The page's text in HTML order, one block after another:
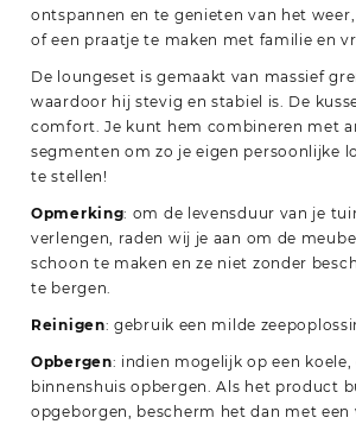
ontspannen en te genieten van het
of een praatje te maken met familie en
De loungeset is gemaakt van massief
waardoor hij stevig en stabiel is. De
comfort. Je kunt hem combineren met
segmenten om zo je eigen persoonlijke
te stellen!
Opmerking: om de levensduur van je
verlengen, raden wij je aan om de
schoon te maken en ze niet zonder
te bergen.
Reinigen: gebruik een milde
Opbergen: indien mogelijk op een
binnenshuis opbergen. Als het product
opgeborgen, bescherm het dan met een